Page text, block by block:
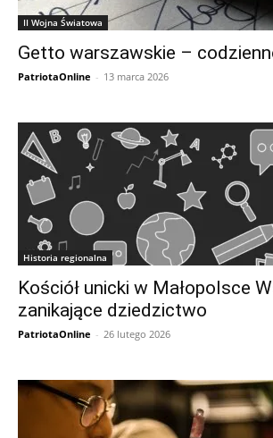
II Wojna Światowa
Getto warszawskie –
PatriotaOnline - 13 marca 2026
Historia regionalna
Kościół unicki w Małopolsce
zanikające dziedzictwo
PatriotaOnline - 26 lutego 2026